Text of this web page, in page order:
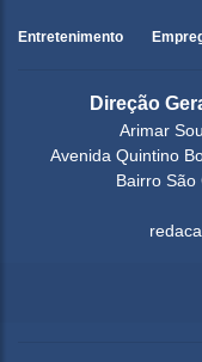
Entretenimento
Direção
Arimar
Avenida Quintino
Bairro São